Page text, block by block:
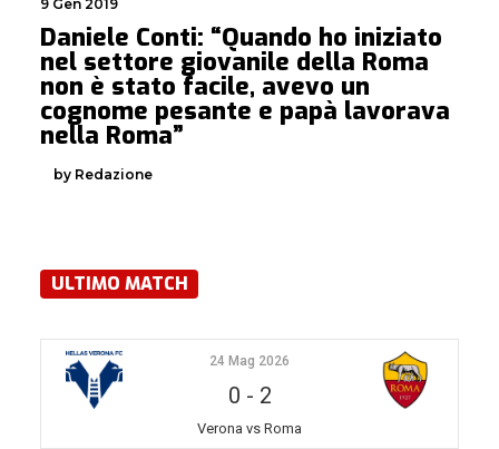
9 Gen 2019
Daniele Conti: “Quando ho iniziato
nel settore giovanile della Roma
non è stato facile, avevo un
cognome pesante e papà lavorava
nella Roma”
by Redazione
ULTIMO MATCH
24 Mag 2026
0 - 2
Verona vs Roma